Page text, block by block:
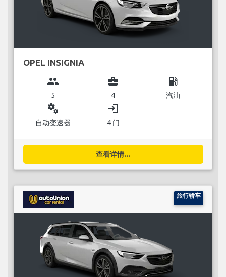
OPEL INSIGNIA
group
5
business_center
4
local_gas_station
汽油
miscellaneous_services
自动变速器
login
4 门
查看详情...
旅行轿车